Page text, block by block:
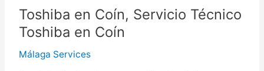
Toshiba en Coín, Servicio Técnico
Toshiba en Coín
Málaga Services